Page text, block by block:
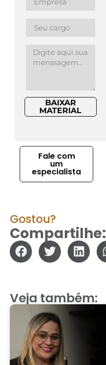
BAIXAR
MATERIAL
Fale com
um
especialista
Gostou?
Compartilhe:
Veja também: